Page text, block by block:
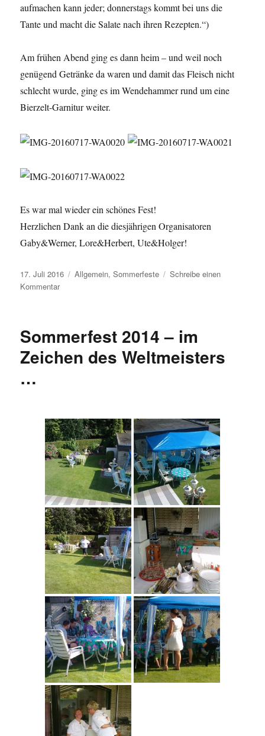
aufmachen kann jeder; donnerstags kommt bei uns die
Tante und macht die Salate nach ihren Rezepten.“)
Am frühen Abend ging es dann heim – und weil noch
genügend Getränke da waren und damit das Fleisch nicht
schlecht wurde, ging es im Wendehammer rund um eine
Bierzelt-Garnitur weiter.
Es war mal wieder ein schönes Fest!
Herzlichen Dank an die diesjährigen Organisatoren
Gaby&Werner, Lore&Herbert, Ute&Holger!
Veröffentlicht
am
17. Juli 2016 Kategorien
Allgemein,Sommerfeste
Schreibe einen
Kommentarzu
Sommerfest
Sommerfest 2014 – im
Zeichen des Weltmeisters
…